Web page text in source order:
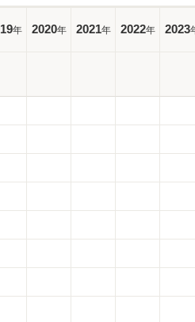
年 2020年 2021年 2022年 2023